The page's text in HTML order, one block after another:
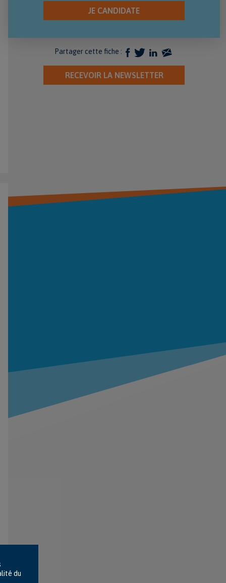
Partager cette fiche :
RECEVOIR LA NEWSLETTER
du